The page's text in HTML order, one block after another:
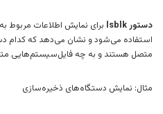
دستور lsblk
برای نمایش اطلاعات مربوط
استفاده می‌شود و نشان می‌دهد که کدام
متصل هستند و به چه فایل‌سیستم‌هایی
مثال: نمایش دستگاه‌های ذخیره‌سازی